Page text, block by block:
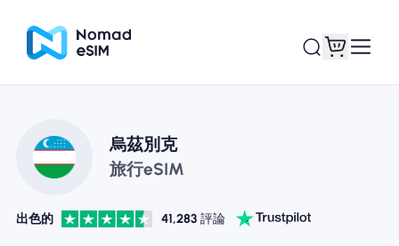
登錄 /註冊
烏茲別克
旅行eSIM
出色的 41,283 評論